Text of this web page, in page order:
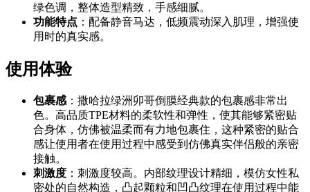
绿色调，整体造型精致，手感细腻。
功能特点 ：配备静音马达，低频震动深入肌理，增强使
用时的真实感。
使用体验
包裹感 ：撒哈拉绿洲卯哥倒膜经典款的包裹感非常出
色。高品质TPE材料的柔软性和弹性，使其能够紧密贴
合身体，仿佛被温柔而有力地包裹住，这种紧密的贴合
感让使用者在使用过程中感受到仿佛真实伴侣般的亲密
接触。
刺激度 ：刺激度较高。内部纹理设计精细，模仿女性私
密处的自然构造，凸起颗粒和凹凸纹理在使用过程中能